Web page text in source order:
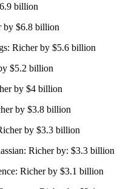
billion
by $6.8 billion
Richer by $5.6 billion
$5.2 billion
by $4 billion
by $3.8 billion
by $3.3 billion
Richer by: $3.3 billion
Richer by $3.1 billion